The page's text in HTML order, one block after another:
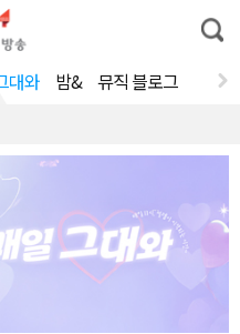
통
합
대와 밤& 뮤직 블로그